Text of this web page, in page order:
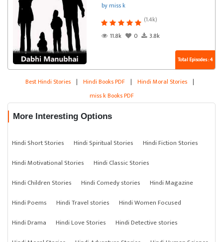
by miss k
(1.4k)
11.8k
0 3.8k
Total Episodes : 4
Best Hindi Stories | Hindi Books PDF | Hindi Moral Stories |
miss k Books PDF
More Interesting Options
Hindi Short Stories Hindi Spiritual Stories
Hindi Fiction Stories
Hindi Motivational Stories
Hindi Classic Stories
Hindi Children Stories
Hindi Comedy stories
Hindi Magazine
Hindi Poems
Hindi Travel stories
Hindi Women Focused
Hindi Drama
Hindi Love Stories
Hindi Detective stories